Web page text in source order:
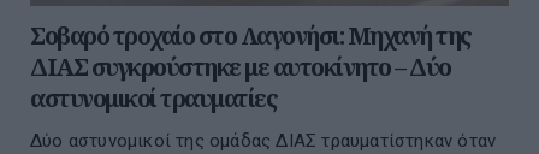
Σοβαρό τροχαίο στο Λαγονήσι: Μηχανή της
ΔΙΑΣ συγκρούστηκε με αυτοκίνητο – Δύο
αστυνομικοί τραυματίες
Δύο αστυνομικοί της ομάδας ΔΙΑΣ τραυματίστηκαν όταν